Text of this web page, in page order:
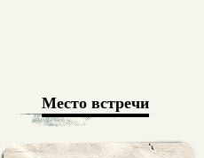
Место встречи